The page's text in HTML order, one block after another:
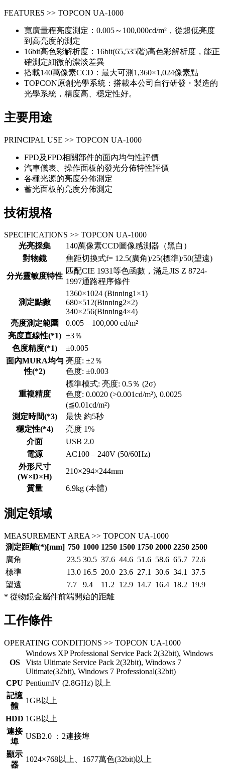
FEATURES >> TOPCON UA-1000
寬廣量程亮度測定：0.005～100,000cd/m²，從超低亮度
到高亮度的測定
16bit高色彩解析度：16bit(65,535階)高色彩解析度，能正
確測定細微的濃淡差異
搭載140萬像素CCD：最大可測1,360×1,024像素點
TOPCON原創光學系統：搭載本公司自行研發・製造的
光學系統，精度高、穩定性好。
主要用途
PRINCIPAL USE >> TOPCON UA-1000
FPD及FPD相關部件的面內均勻性評價
汽車儀表、操作面板的發光分佈特性評價
各種光源的亮度分佈測定
蓄光面板的亮度分佈測定
技術規格
SPECIFICATIONS >> TOPCON UA-1000
光亮採集
140萬像素CCD圖像感測器（黑白）
對物鏡
焦距切換式f= 12.5(廣角)/25(標準)/50(望遠)
分光靈敏度特性
匹配CIE 1931等色函數，滿足JIS Z 8724-
1997通路程序條件
測定點數
1360×1024 (Binning1×1)
680×512(Binning2×2)
340×256(Binning4×4)
亮度測定範圍
0.005 – 100,000 cd/m²
亮度直線性(*1) ±3％
色度精度(*1)
±0.005
面內MURA均勻
性(*2)
亮度: ±2％
色度: ±0.003
重複精度
標準模式: 亮度: 0.5％ (2σ)
色度: 0.0020 (>0.001cd/m²), 0.0025
(≦0.01cd/m²)
測定時間(*3)
最快 約5秒
穩定性(*4)
亮度 1%
介面
USB 2.0
電源
AC100 – 240V (50/60Hz)
外形尺寸
(W×D×H)
210×294×244mm
質量
6.9kg (本體)
測定領域
MEASUREMENT AREA >> TOPCON UA-1000
測定距離(*)[mm] 750 1000 1250 1500 1750 2000 2250 2500
廣角
23.5 30.5 37.6 44.6 51.6 58.6 65.7 72.6
標準
13.0 16.5 20.0 23.6 27.1 30.6 34.1
37.5
望遠
7.7 9.4 11.2 12.9 14.7 16.4 18.2 19.9
* 從物鏡金屬件前端開始的距離
工作條件
OPERATING CONDITIONS >> TOPCON UA-1000
OS
Windows XP Professional Service Pack 2(32bit), Windows
Vista Ultimate Service Pack 2(32bit), Windows 7
Ultimate(32bit), Windows 7 Professional(32bit)
CPU PentiumIV (2.8GHz) 以上
記憶
體
1GB以上
HDD 1GB以上
連接
埠
USB2.0 ：2連接埠
顯示
器
1024×768以上、1677萬色(32bit)以上